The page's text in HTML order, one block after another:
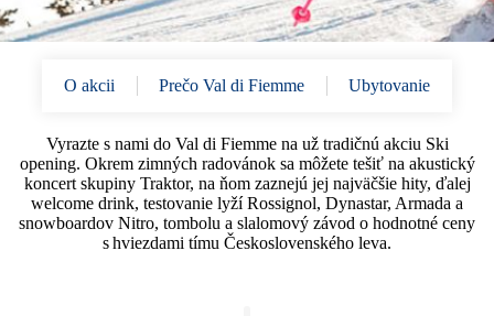
O akcii Prečo Val di Fiemme Ubytovanie
Vyrazte s nami do Val di Fiemme na už tradičnú akciu Ski
opening. Okrem zimných radovánok sa môžete tešiť na akustický
koncert skupiny Traktor, na ňom zaznejú jej najväčšie hity, ďalej
welcome drink, testovanie lyží Rossignol, Dynastar, Armada a
snowboardov Nitro, tombolu a slalomový závod o hodnotné ceny
s hviezdami tímu Československého leva.